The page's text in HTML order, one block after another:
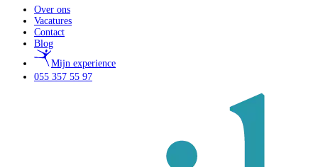
Over ons
Vacatures
Contact
Blog
Mijn experience
055 357 55 97